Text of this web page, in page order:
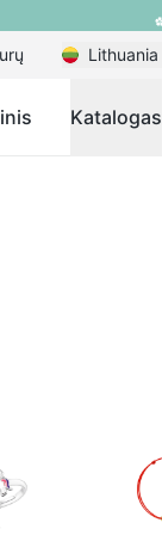
Lithuania
Katalogas